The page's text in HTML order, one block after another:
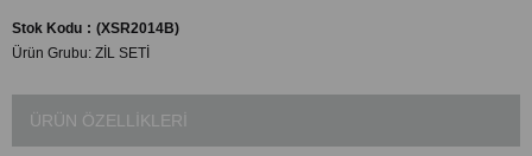
Stok Kodu
(XSR2014B)
Ürün Grubu: ZİL SETİ
ÜRÜN ÖZELLIKLERI